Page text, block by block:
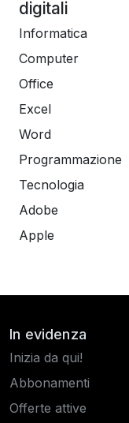
digitali
Informatica
Computer
Office
Excel
Word
Programmazione
Tecnologia
Adobe
Apple
In evidenza
Inizia da qui!
Abbonamenti
Offerte attive